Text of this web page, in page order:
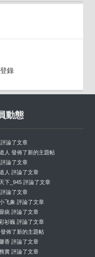
登錄
動態
論了文章
人 發佈了新的主題帖
論了文章
人 評論了文章
下_945 評論了文章
論了文章
飞象 評論了文章
疵 評論了文章
衫巍 評論了文章
佈了新的主題帖
香 評論了文章
實 評論了文章